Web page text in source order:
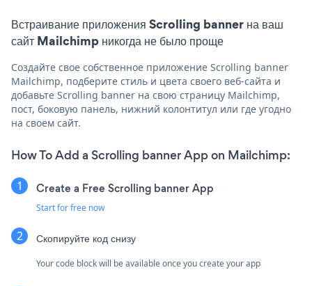
Встраивание приложения Scrolling banner на ваш
сайт Mailchimp никогда не было проще
Создайте свое собственное приложение Scrolling banner
Mailchimp, подберите стиль и цвета своего веб-сайта и
добавьте Scrolling banner на свою страницу Mailchimp,
пост, боковую панель, нижний колонтитул или где угодно
на своем сайт.
How To Add a Scrolling banner App on Mailchimp:
Create a Free Scrolling banner App
Start for free now
Скопируйте код снизу
Your code block will be available once you create your app